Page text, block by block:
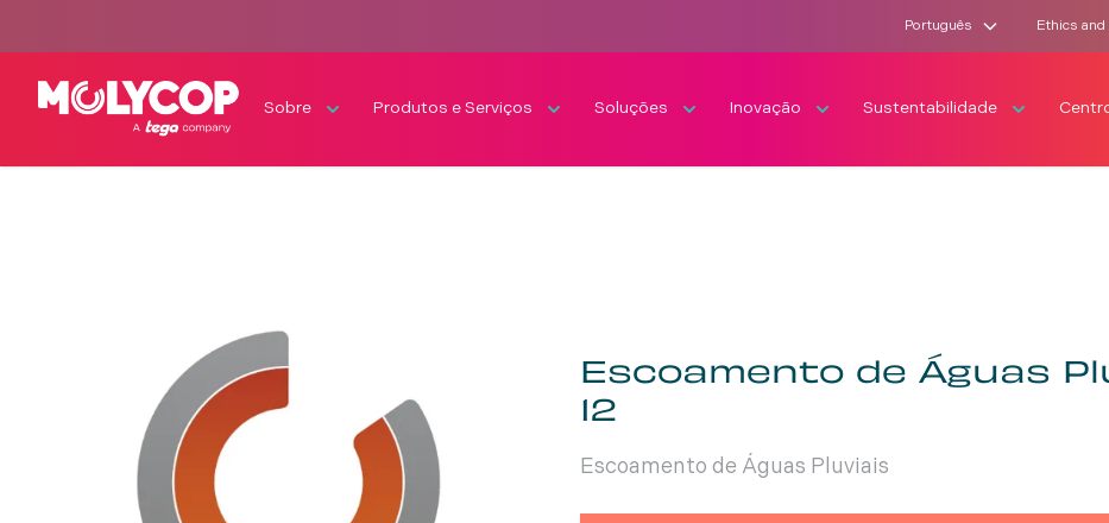
Português Ethics and
Sobre Produtos e Serviços Soluções Inovação Sustentabilidade
Escoamento de Águas
12
Escoamento de Águas Pluviais